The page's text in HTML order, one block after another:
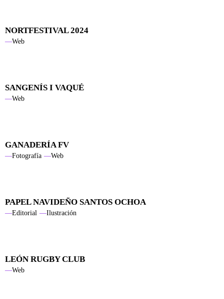
NORTFESTIVAL 2024
Web
SANGENÍS I VAQUÉ
Web
GANADERÍA FV
Fotografía Web
PAPEL NAVIDEÑO SANTOS OCHOA
Editorial Ilustración
LEÓN RUGBY CLUB
Web